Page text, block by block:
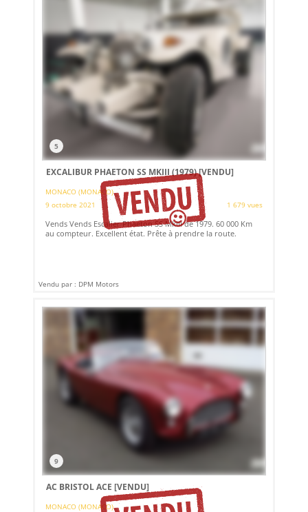
5
EXCALIBUR PHAETON SS MKIII (1979)[VENDU]
MONACO (MONACO)
9 octobre 2021
1 679 vues
Vends Vends Escalier Phaeton SS MkIII de 1979. 60 000 Km
au compteur. Excellent état. Prête à prendre la route.
Vendu par : DPM Motors
9
AC BRISTOL ACE [VENDU]
MONACO (MONACO)